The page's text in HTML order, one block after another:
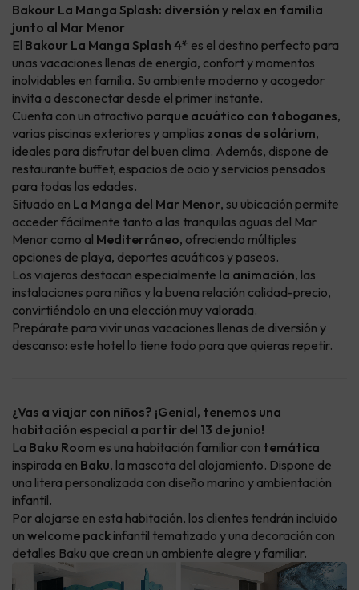
Bakour La Manga Splash: diversión y relax en familia
junto al Mar Menor
El Bakour La Manga Splash 4* es el destino perfecto para
unas vacaciones llenas de energía, confort y momentos
inolvidables en familia. Su ambiente moderno y acogedor
invita a desconectar desde el primer instante.
Cuenta con un atractivo parque acuático con toboganes,
varias piscinas exteriores y amplias zonas de solárium,
ideales para disfrutar del buen clima. Además, dispone de
restaurante buffet, espacios de ocio y servicios pensados
para todas las edades.
Situado en La Manga del Mar Menor, su ubicación permite
acceder fácilmente tanto a las tranquilas aguas del Mar
Menor como al Mediterráneo, ofreciendo múltiples
opciones de playa, deportes acuáticos y paseos.
Los viajeros destacan especialmente la animación, las
instalaciones para niños y la buena relación calidad-precio,
convirtiéndolo en una elección muy valorada.
Prepárate para vivir unas vacaciones llenas de diversión y
descanso: este hotel lo tiene todo para que quieras repetir.
¿Vas a viajar con niños? ¡Genial, tenemos una
habitación especial a partir del 13 de junio!
La Baku Room es una habitación familiar con temática
inspirada en Baku, la mascota del alojamiento. Dispone de
una litera personalizada con diseño marino y ambientación
infantil.
Por alojarse en esta habitación, los clientes tendrán incluido
un welcome pack infantil tematizado y una decoración con
detalles Baku que crean un ambiente alegre y familiar.